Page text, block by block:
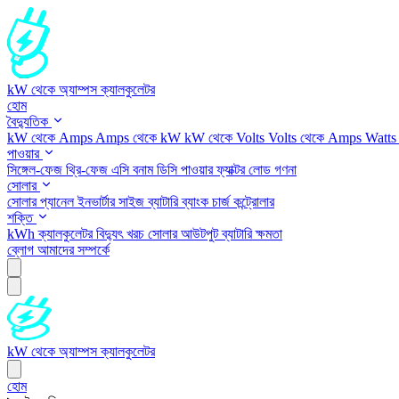
kW থেকে অ্যাম্পস ক্যালকুলেটর
হোম
বৈদ্যুতিক
kW থেকে Amps Amps থেকে kW kW থেকে Volts Volts থেকে Amps
পাওয়ার
সিঙ্গেল-ফেজ থ্রি-ফেজ এসি বনাম ডিসিপাওয়ার ফ্যাক্টরলোড গণনা
সোলার
সোলার প্যানেলইনভার্টার সাইজব্যাটারি ব্যাংক চার্জ কন্ট্রোলার
শক্তি
kWh ক্যালকুলেটরবিদ্যুৎ খরচ সোলার আউটপুটব্যাটারি ক্ষমতা
ব্লোগ আমাদের সম্পর্কে
kW থেকে অ্যাম্পস ক্যালকুলেটর
হোম